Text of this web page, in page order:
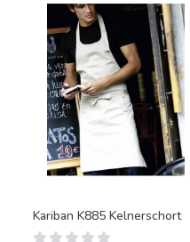
Kariban K885 Kelnerschort